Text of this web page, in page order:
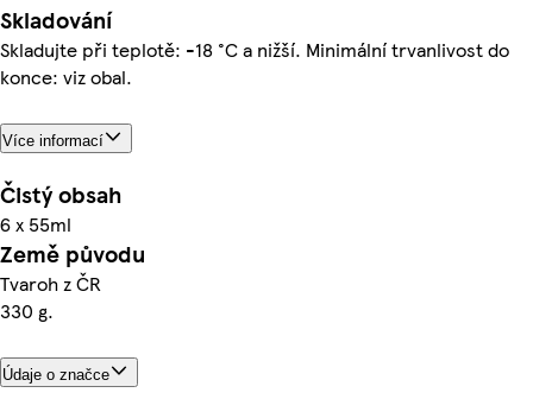
Skladování
Skladujte při teplotě: -18 °C a nižší. Minimální trvanlivost do
konce: viz obal.
Více informací
Čistý obsah
6 x 55ml
Země původu
Tvaroh z ČR
330 g.
Údaje o značce